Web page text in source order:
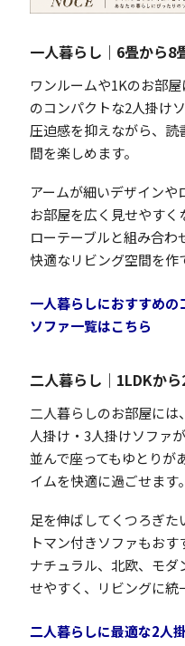
一人暮らし｜6畳から8
ワンルームや1Kのお部
のコンパクトな2人掛け
圧迫感を抑えながら、
間を楽しめます。
アームが細いデザインや
お部屋を広く見せやすく
ローテーブルと組み合わ
快適なリビング空間を作
一人暮らしにおすすめ
ソファ一覧はこちら
二人暮らし｜1LDKか
二人暮らしのお部屋に
人掛け・3人掛けソファが
並んで座ってもゆとりが
イムを快適に過ごせます。
足を伸ばしてくつろぎ
トマン付きソファもおす
ナチュラル、北欧、モ
せやすく、リビングに統
二人暮らしに最適な2人